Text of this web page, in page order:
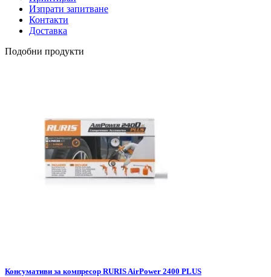
Изпрати запитване
Контакти
Доставка
Подобни продукти
Консумативи за компресор RURIS AirPower 2400 PLUS